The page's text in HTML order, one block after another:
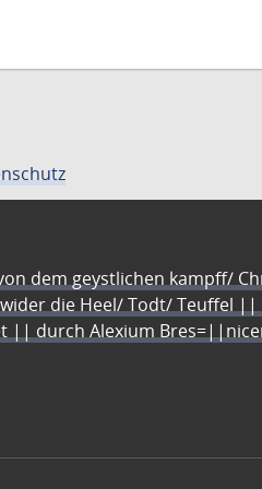
dem geystlichen kampff/
die Heel/ Todt/ Teuffel
|| durch Alexium